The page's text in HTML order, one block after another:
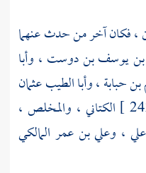
، فكان آخر من حدث عنهما
بن يوسف بن دوست ، وأبا
بن حبابة،وأبا الطيب عثمان
الكتاني ، والمخلص ،
، وعلي بن عمر المالكي